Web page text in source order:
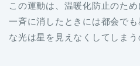
この運動は、温暖化防止のた
一斉に消したときには都会で
な光は星を見えなくしてしまう